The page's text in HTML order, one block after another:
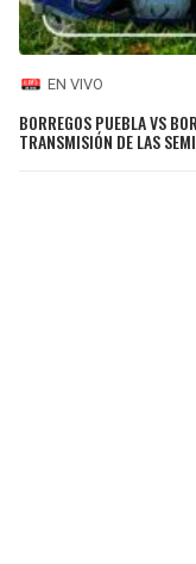
EN VIVO
BORREGOS PUEBLA VS
TRANSMISIÓN DE LAS